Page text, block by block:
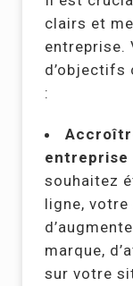
clairs et
entreprise.
d’objectifs
:
entreprise
souhaitez
ligne,
marque,
sur votre